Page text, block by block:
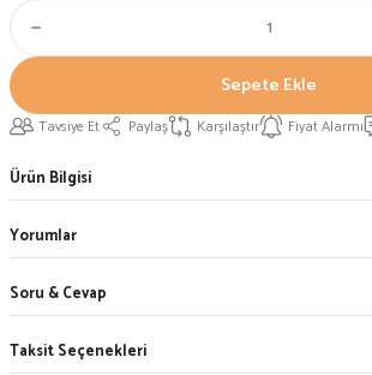
Sepete Ekle
Tavsiye Et Paylaş Karşılaştır Fiyat Alarmı
Ürün Bilgisi
Yorumlar
Soru & Cevap
Taksit Seçenekleri